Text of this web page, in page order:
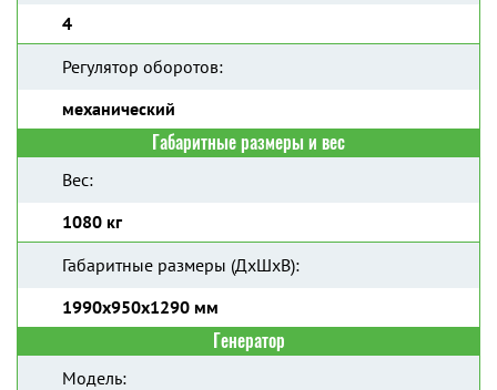
4
Регулятор оборотов:
механический
Габаритные размеры и вес
Вес:
1080 кг
Габаритные размеры (ДхШхВ):
1990x950x1290 мм
Генератор
Модель: